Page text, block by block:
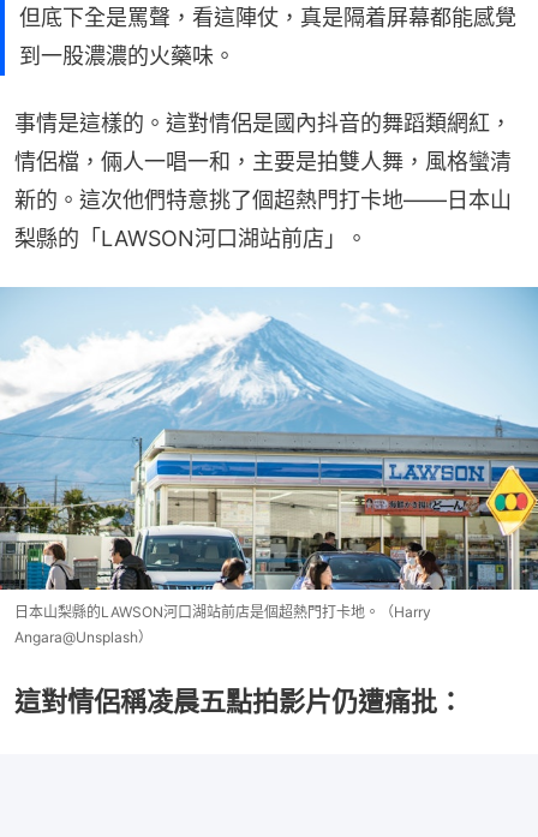
但底下全是罵聲，看這陣仗，真是隔着屏幕都能感覺
到一股濃濃的火藥味。
事情是這樣的。這對情侶是國內抖音的舞蹈類網紅，
情侶檔，倆人一唱一和，主要是拍雙人舞，風格蠻清
新的。這次他們特意挑了個超熱門打卡地——日本山
梨縣的「LAWSON河口湖站前店」。
日本山梨縣的LAWSON河口湖站前店是個超熱門打卡地。（Harry
Angara@Unsplash）
這對情侶稱凌晨五點拍影片仍遭痛批：